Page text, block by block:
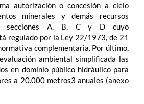
autorización o concesión a cielo
minerales y demás recursos
secciones A, B, C y D cuyo
regulado por la Ley 22/1973, de 21
complementaria. Por último,
ambiental simplificada las
en dominio público hidráulico para
a 20.000 metros3 anuales (anexo